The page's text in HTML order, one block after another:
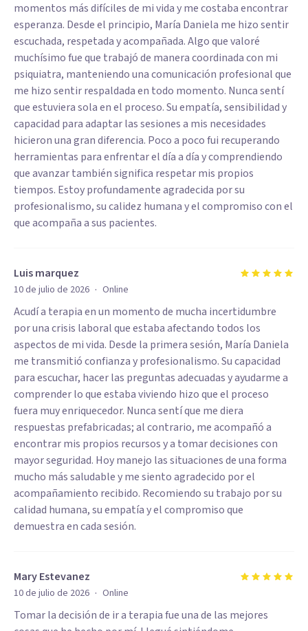
momentos más difíciles de mi vida y me costaba encontrar
esperanza. Desde el principio, María Daniela me hizo sentir
escuchada, respetada y acompañada. Algo que valoré
muchísimo fue que trabajó de manera coordinada con mi
psiquiatra, manteniendo una comunicación profesional que
me hizo sentir respaldada en todo momento. Nunca sentí
que estuviera sola en el proceso. Su empatía, sensibilidad y
capacidad para adaptar las sesiones a mis necesidades
hicieron una gran diferencia. Poco a poco fui recuperando
herramientas para enfrentar el día a día y comprendiendo
que avanzar también significa respetar mis propios
tiempos. Estoy profundamente agradecida por su
profesionalismo, su calidez humana y el compromiso con el
que acompaña a sus pacientes.
Luis marquez
10 de julio de 2026 · Online
Acudí a terapia en un momento de mucha incertidumbre
por una crisis laboral que estaba afectando todos los
aspectos de mi vida. Desde la primera sesión, María Daniela
me transmitió confianza y profesionalismo. Su capacidad
para escuchar, hacer las preguntas adecuadas y ayudarme a
comprender lo que estaba viviendo hizo que el proceso
fuera muy enriquecedor. Nunca sentí que me diera
respuestas prefabricadas; al contrario, me acompañó a
encontrar mis propios recursos y a tomar decisiones con
mayor seguridad. Hoy manejo las situaciones de una forma
mucho más saludable y me siento agradecido por el
acompañamiento recibido. Recomiendo su trabajo por su
calidad humana, su empatía y el compromiso que
demuestra en cada sesión.
Mary Estevanez
10 de julio de 2026 · Online
Tomar la decisión de ir a terapia fue una de las mejores